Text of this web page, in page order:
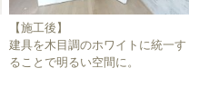
【施工後】
建具を木目調のホワイトに統一す
ることで明るい空間に。